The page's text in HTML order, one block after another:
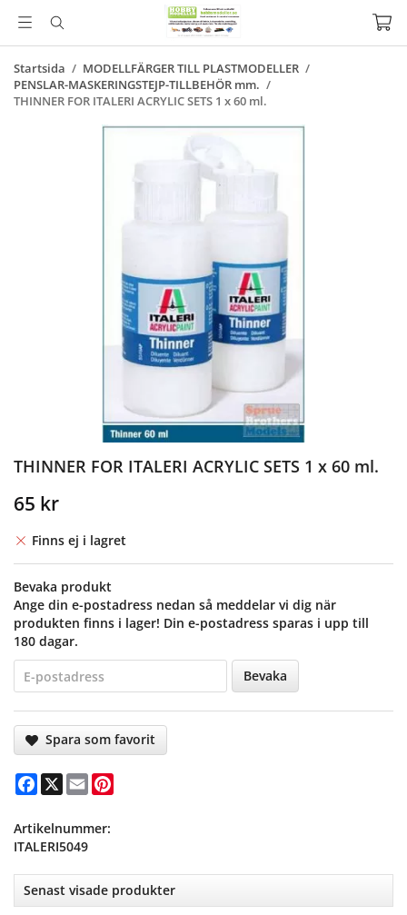
Startsida / MODELLFÄRGER TILL PLASTMODELLER /
PENSLAR-MASKERINGSTEJP-TILLBEHÖR mm. /
THINNER FOR ITALERI ACRYLIC SETS 1 x 60 ml.
THINNER FOR ITALERI ACRYLIC SETS 1 x 60 ml.
65 kr
Finns ej i lagret
Bevaka produkt
Ange din e-postadress nedan så meddelar vi dig när
produkten finns i lager! Din e-postadress sparas i upp till
180 dagar.
Bevaka
Spara som favorit
Facebook
X Email
Artikelnummer:
ITALERI5049
Senast visade produkter